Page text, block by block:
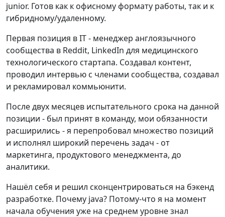
junior. Готов как к офисному формату работы, так и к
гибридному/удаленному.
Первая позиция в IT - менеджер англоязычного
сообщества в Reddit, LinkedIn для медицинского
технологического стартапа. Создавал контент,
проводил интервью с членами сообщества, создавал
и рекламировал коммьюнити.
После двух месяцев испытательного срока на данной
позиции - был принят в команду, мои обязанности
расширились - я перепробовал множество позиций
и исполнял широкий перечень задач - от
маркетинга, продуктового менеджмента, до
аналитики.
Нашёл себя и решил сконцентрироваться на бэкенд
разработке. Почему java? Потому-что я на момент
начала обучения уже на среднем уровне знал